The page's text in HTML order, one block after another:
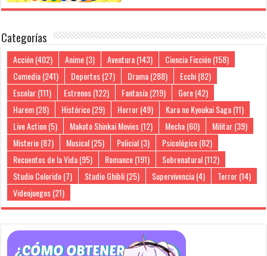
Categorías
Acción(402) Anime(3) Aventura(143) Ciencia Ficción(158)
Comedia(241) Deportes(27) Drama(288) Ecchi(82)
Escolar(111) Estrenos(122) Fantasía(219) Gore(42)
Harem(28) Histórico(29) Horror(49) Kara no Kyoukai Saga(11)
Live Action(5) Makoto Shinkai Movies(12) Mecha(60) Militar(39)
Misterio(87) Musical(25) Policial(3) Psicológico(82)
Recuentos de la Vida(95) Romance(191) Sobrenatural(112)
Studio Colorido(7) Studio Ghibli(25) Supervivencia(4) Terror(14)
Videojuegos(21)